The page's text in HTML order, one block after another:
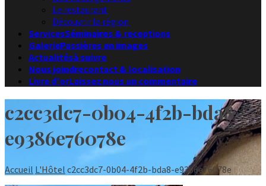
Le restaurant
Découvrir la région
ServicesSéminaires & receptions
GaleriePassières en images
Actualitésà suivre
Nous joindrecontact & localisation
Livre d’orLaissez nous un commentaire
c2cc3dc7-0b04-4f2b-bda8-
e9386e76078e
Accueil L'Hôtel c2cc3dc7-0b04-4f2b-bda8-e9386e76078e